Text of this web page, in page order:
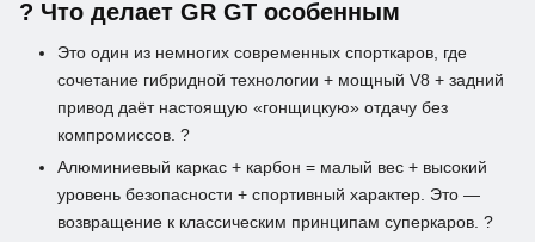
? Что делает GR GT особенным
Это один из немногих современных спорткаров, где
сочетание гибридной технологии + мощный V8 + задний
привод даёт настоящую «гонщицкую» отдачу без
компромиссов. ?
Алюминиевый каркас + карбон = малый вес + высокий
уровень безопасности + спортивный характер. Это —
возвращение к классическим принципам суперкаров. ?️